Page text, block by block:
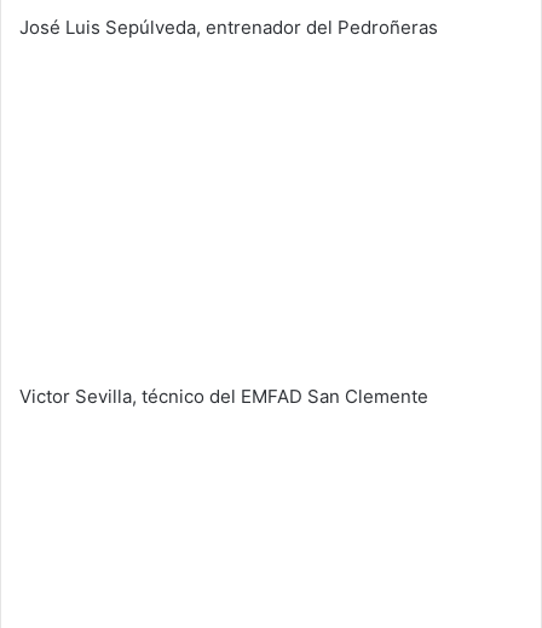
José Luis Sepúlveda, entrenador del Pedroñeras
Victor Sevilla, técnico del EMFAD San Clemente